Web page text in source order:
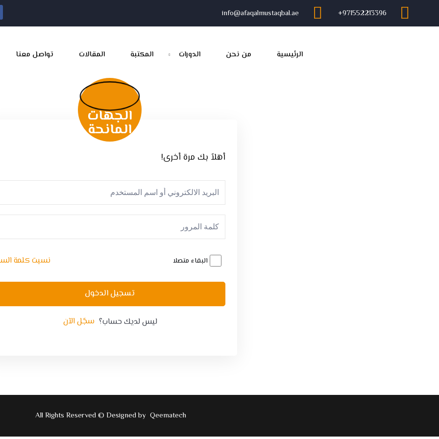
971552213396‬+
info@afaqalmustaqbal.ae
الجهات
المانحة
الرئيسية من نحن الدورات المكتبة المقالات تواصل معنا
أهلاً بك مرة أخرى!
البقاء متصلا نسيت كلمة
تسجيل الدخول
ليس لديك حساب؟ سجّل الآن
All Rights Reserved © Designed by Qeematech
Sign in
Sign up
Sign in
Don’t have an account?
Lost your password?